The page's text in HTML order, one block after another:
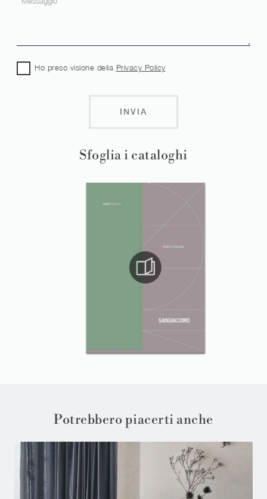
Sfoglia i cataloghi
Ho preso visione della Privacy Policy
INVIA
Potrebbero piacerti anche